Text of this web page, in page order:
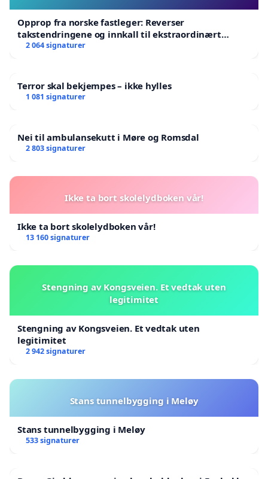
Opprop fra norske fastleger: Reverser
takstendringene og innkall til ekstraordinært
landsråd
2 064 signaturer
Terror skal bekjempes – ikke hylles
1 081 signaturer
Nei til ambulansekutt i Møre og Romsdal
2 803 signaturer
Ikke ta bort skolelydboken vår!
Ikke ta bort skolelydboken vår!
13 160 signaturer
Stengning av Kongsveien. Et vedtak uten
legitimitet
Stengning av Kongsveien. Et vedtak uten
legitimitet
2 942 signaturer
Stans tunnelbygging i Meløy
Stans tunnelbygging i Meløy
533 signaturer